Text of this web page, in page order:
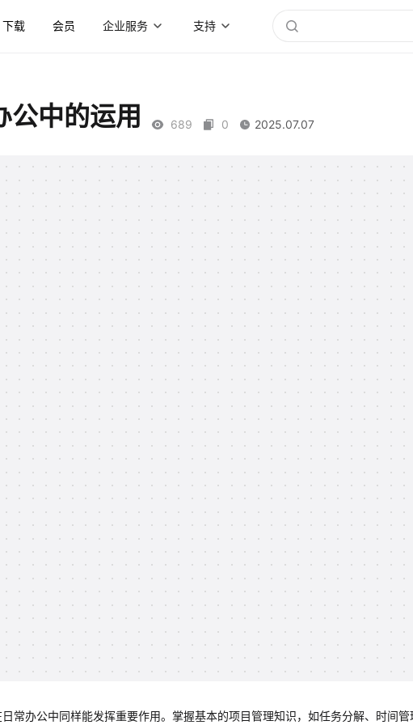
下载 会员 企业服务 支持
公中的运用 689 0 2025.07.07
常办公中同样能发挥重要作用。掌握基本的项目管理知识，如任务分解、时间管